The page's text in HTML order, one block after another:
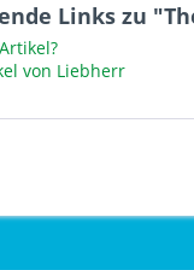
Links zu
von Liebherr